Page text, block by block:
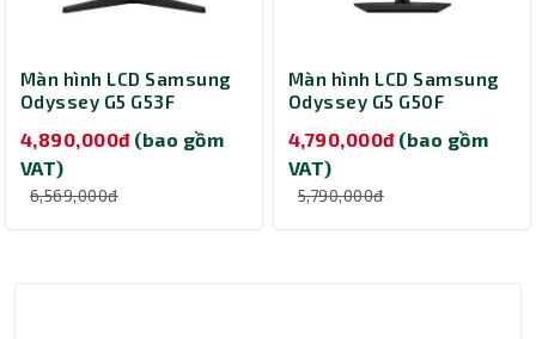
Màn hình LCD Samsung
Odyssey G5 G53F
inch/ 2560 x 1440/ 300
cd/m2/ 1ms/ 200Hz)
4,890,000đ (bao gồm
VAT)
6,569,000đ
Màn hình LCD Samsung
Odyssey G5 G50F
inch/ 2560 x 1440/ 300
cd/m2/ 1ms/ 180Hz)
4,790,000đ (bao gồm
VAT)
5,790,000đ